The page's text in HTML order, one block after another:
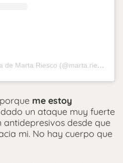
Una publicación compartida de Marta Riesco (@marta.riesco)
me estoy
dado un ataque muy fuerte
antidepresivos desde que
mi. No hay cuerpo que